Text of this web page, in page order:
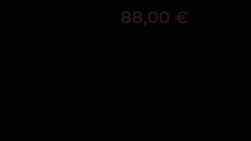
Prix
88,00 €